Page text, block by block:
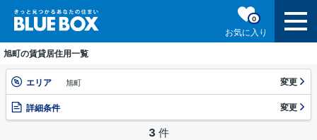
お気に入り
0
旭町の賃貸居住用一覧
エリア 旭町 変更
詳細条件 変更
3 件